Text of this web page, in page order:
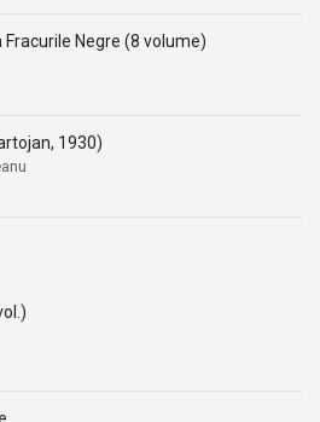
Negre (8 volume)
1930)